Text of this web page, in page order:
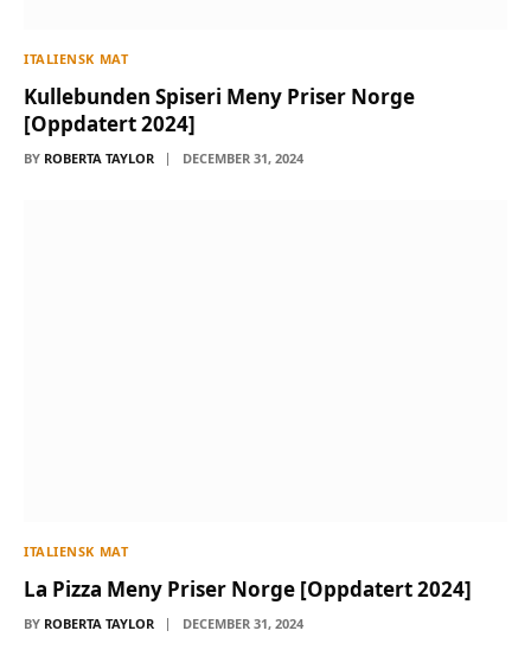
ITALIENSK MAT
Kullebunden Spiseri Meny Priser Norge
[Oppdatert 2024]
BY ROBERTA TAYLOR DECEMBER 31, 2024
ITALIENSK MAT
La Pizza Meny Priser Norge [Oppdatert 2024]
BY ROBERTA TAYLOR DECEMBER 31, 2024